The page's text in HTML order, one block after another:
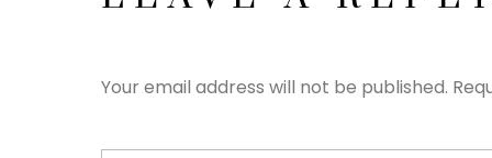
Your email address will not be published.